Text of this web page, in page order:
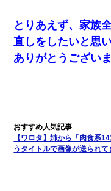
とりあえず、家族
直しをしたいと思
ありがとうござい
【ワロタ】姉から「肉食系
うタイトルで画像が送られて